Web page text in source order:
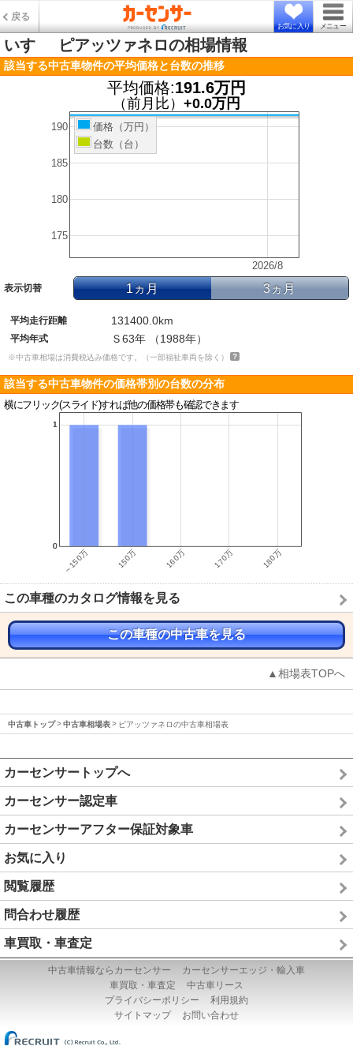
戻る
お気に入り メニュー
いすゞ ピアッツァネロの相場情報
該当する中古車物件の平均価格と台数の推移
平均価格:191.6万円
（前月比） +0.0万円
2026/8
175
180
185
190
価格（万円）
台数（台）
表示切替 1ヵ月 3ヵ月
平均走行距離 131400.0km
平均年式 Ｓ63年 （1988年）
※中古車相場は消費税込み価格です。（一部福祉車両を除く）
該当する中古車物件の価格帯別の台数の分布
横にフリック(スライド)すれば他の価格帯も確認できます
この車種のカタログ情報を見る
この車種の中古車を見る
▲相場表TOPへ
中古車トップ 中古車相場表 ピアッツァネロの中古車相場表
カーセンサートップへ
カーセンサー認定車
カーセンサーアフター保証対象車
お気に入り
閲覧履歴
問合わせ履歴
車買取・車査定
中古車情報ならカーセンサー
カーセンサーエッジ・輸入車
車買取・車査定
中古車リース
プライバシーポリシー
利用規約
サイトマップ
お問い合わせ